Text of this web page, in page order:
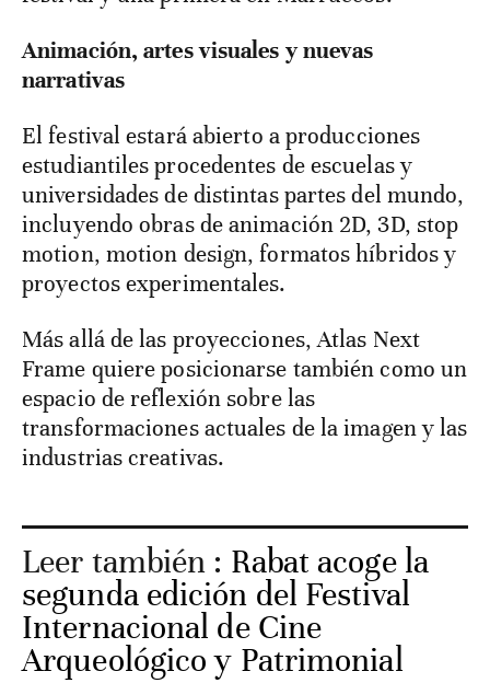
Animación, artes visuales y nuevas
narrativas
El festival estará abierto a producciones
estudiantiles procedentes de escuelas y
universidades de distintas partes del mundo,
incluyendo obras de animación 2D, 3D, stop
motion, motion design, formatos híbridos y
proyectos experimentales.
Más allá de las proyecciones, Atlas Next
Frame quiere posicionarse también como un
espacio de reflexión sobre las
transformaciones actuales de la imagen y las
industrias creativas.
Leer también : Rabat acoge la
segunda edición del Festival
Internacional de Cine
Arqueológico y Patrimonial